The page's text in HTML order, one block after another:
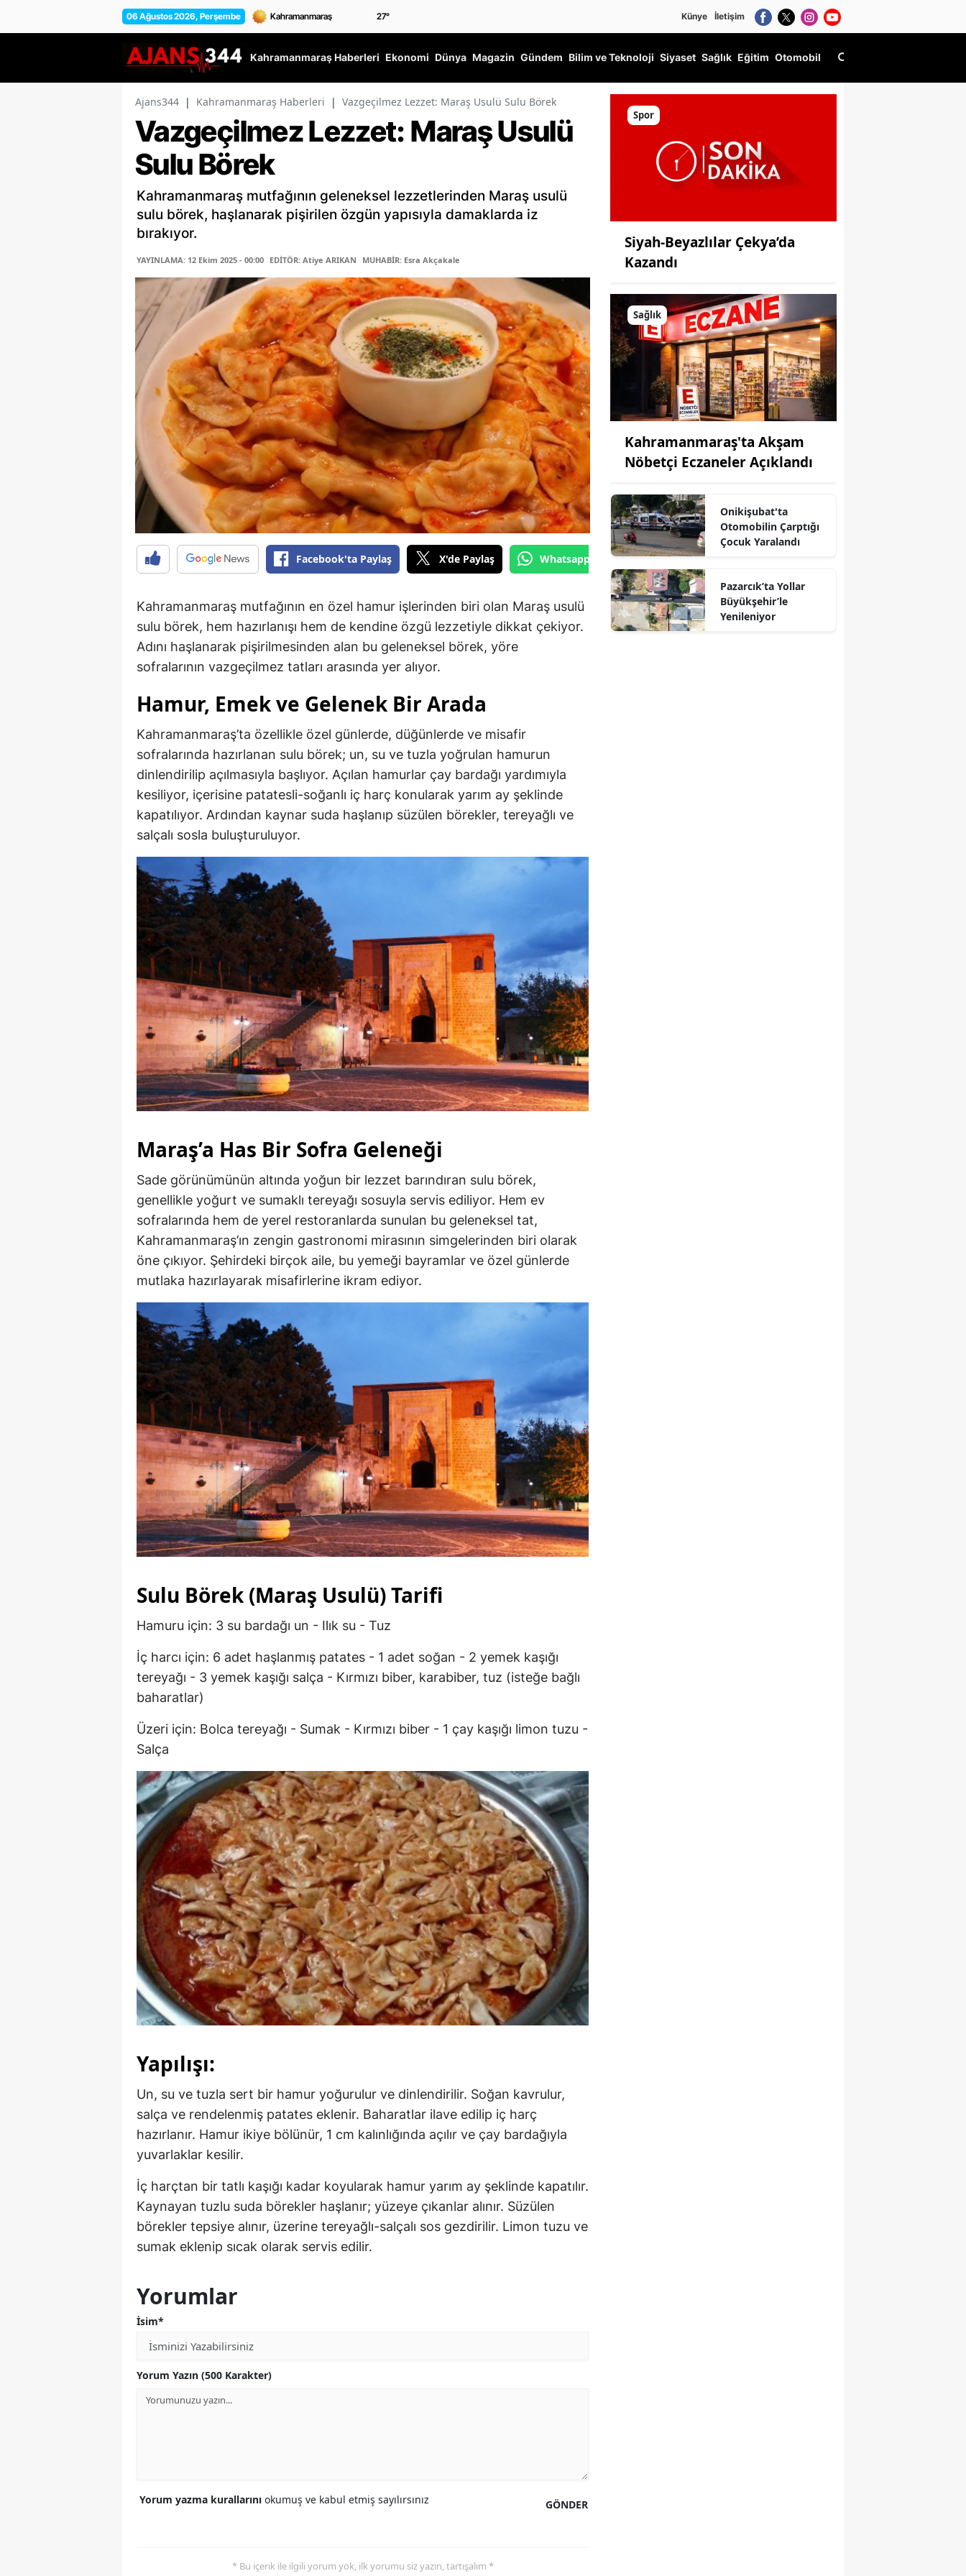
06 Ağustos 2026, Perşembe 27° Künye İletişim
Kahramanmaraş Haberleri Ekonomi Dünya Magazin Gündem Bilim ve Teknoloji Siyaset Sağlık Eğitim Otomobil
Ajans344 | Kahramanmaraş Haberleri | Vazgeçilmez Lezzet: Maraş Usulü Sulu Börek
Vazgeçilmez Lezzet: Maraş Usulü
Sulu Börek
Kahramanmaraş mutfağının geleneksel lezzetlerinden Maraş usulü
sulu börek, haşlanarak pişirilen özgün yapısıyla damaklarda iz
bırakıyor.
YAYINLAMA: 12 Ekim 2025 - 00:00 EDİTÖR: Atiye ARIKAN MUHABİR: Esra Akçakale
Facebook'ta Paylaş X'de Paylaş Whatsapp'tan Gönder
Kahramanmaraş mutfağının en özel hamur işlerinden biri olan Maraş usulü
sulu börek, hem hazırlanışı hem de kendine özgü lezzetiyle dikkat çekiyor.
Adını haşlanarak pişirilmesinden alan bu geleneksel börek, yöre
sofralarının vazgeçilmez tatları arasında yer alıyor.
Hamur, Emek ve Gelenek Bir Arada
Kahramanmaraş’ta özellikle özel günlerde, düğünlerde ve misafir
sofralarında hazırlanan sulu börek; un, su ve tuzla yoğrulan hamurun
dinlendirilip açılmasıyla başlıyor. Açılan hamurlar çay bardağı yardımıyla
kesiliyor, içerisine patatesli-soğanlı iç harç konularak yarım ay şeklinde
kapatılıyor. Ardından kaynar suda haşlanıp süzülen börekler, tereyağlı ve
salçalı sosla buluşturuluyor.
Maraş’a Has Bir Sofra Geleneği
Sade görünümünün altında yoğun bir lezzet barındıran sulu börek,
genellikle yoğurt ve sumaklı tereyağı sosuyla servis ediliyor. Hem ev
sofralarında hem de yerel restoranlarda sunulan bu geleneksel tat,
Kahramanmaraş’ın zengin gastronomi mirasının simgelerinden biri olarak
öne çıkıyor. Şehirdeki birçok aile, bu yemeği bayramlar ve özel günlerde
mutlaka hazırlayarak misafirlerine ikram ediyor.
Sulu Börek (Maraş Usulü) Tarifi
Hamuru için: 3 su bardağı un - Ilık su - Tuz
İç harcı için: 6 adet haşlanmış patates - 1 adet soğan - 2 yemek kaşığı
tereyağı - 3 yemek kaşığı salça - Kırmızı biber, karabiber, tuz (isteğe bağlı
baharatlar)
Üzeri için: Bolca tereyağı - Sumak - Kırmızı biber - 1 çay kaşığı limon tuzu -
Salça
Yapılışı:
Un, su ve tuzla sert bir hamur yoğurulur ve dinlendirilir. Soğan kavrulur,
salça ve rendelenmiş patates eklenir. Baharatlar ilave edilip iç harç
hazırlanır. Hamur ikiye bölünür, 1 cm kalınlığında açılır ve çay bardağıyla
yuvarlaklar kesilir.
İç harçtan bir tatlı kaşığı kadar koyularak hamur yarım ay şeklinde kapatılır.
Kaynayan tuzlu suda börekler haşlanır; yüzeye çıkanlar alınır. Süzülen
börekler tepsiye alınır, üzerine tereyağlı-salçalı sos gezdirilir. Limon tuzu ve
sumak eklenip sıcak olarak servis edilir.
Yorumlar
İsim*
Yorum Yazın (500 Karakter)
GÖNDER
Yorum yazma kurallarını okumuş ve kabul etmiş sayılırsınız
* Bu içerik ile ilgili yorum yok, ilk yorumu siz yazın, tartışalım *
Spor
Siyah-Beyazlılar Çekya’da
Kazandı
Sağlık
Kahramanmaraş'ta Akşam
Nöbetçi Eczaneler Açıklandı
Onikişubat'ta
Otomobilin Çarptığı
Çocuk Yaralandı
Pazarcık’ta Yollar
Büyükşehir’le
Yenileniyor